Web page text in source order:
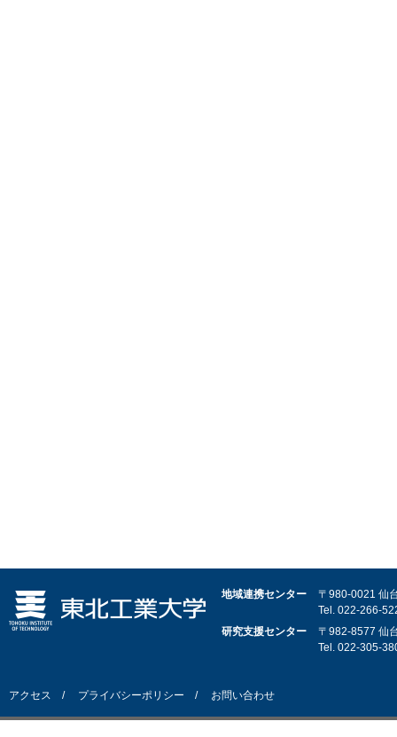
地域連携センター
〒980-0021 仙
Tel. 022-266-
研究支援センター
〒982-8577 仙
Tel. 022-305-
アクセス プライバシーポリシー お問い合わせ